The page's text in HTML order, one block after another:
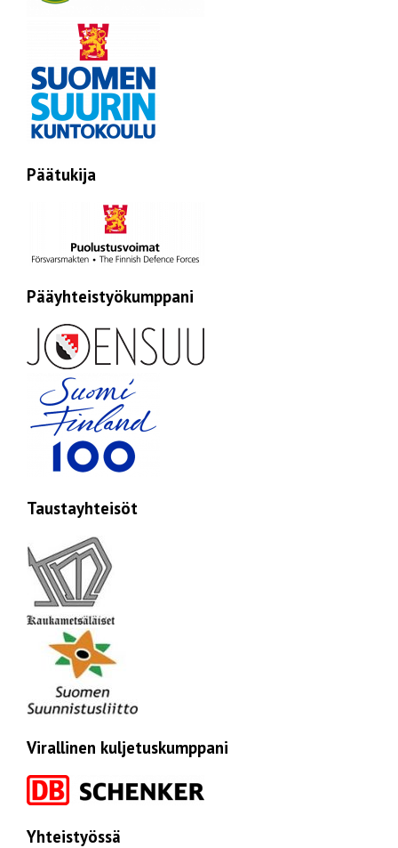
Päätukija
Pääyhteistyökumppani
Taustayhteisöt
Virallinen kuljetuskumppani
Yhteistyössä